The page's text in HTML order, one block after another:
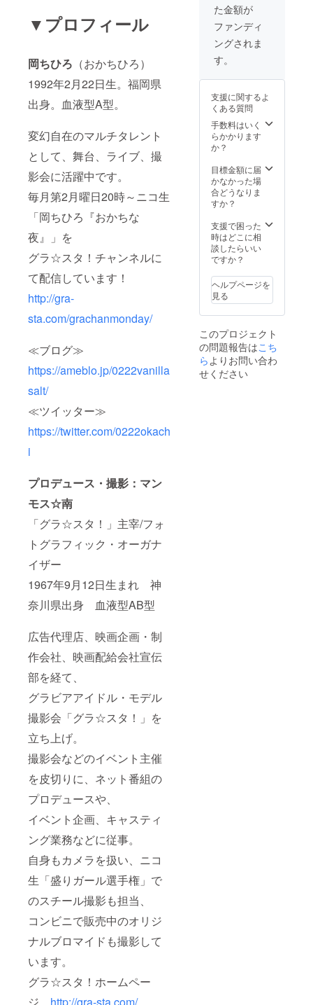
▼プロフィール
岡ちひろ （おかちひろ）
1992年2月22日生。福岡県
出身。血液型A型。
変幻自在のマルチタレント
として、舞台、ライブ、撮
影会に活躍中です。
毎月第2月曜日20時～ニコ生
「岡ちひろ『おかちな
夜』」を
グラ☆スタ！チャンネルに
て配信しています！
http://gra-
sta.com/grachanmonday/
≪ブログ≫
https://ameblo.jp/0222vanilla
salt/
≪ツイッター≫
https://twitter.com/0222okach
i
プロデュース・撮影：マン
モス☆南
「グラ☆スタ！」主宰/フォ
トグラフィック・オーガナ
イザー
1967年9月12日生まれ 神
奈川県出身 血液型AB型
広告代理店、映画企画・制
作会社、映画配給会社宣伝
部を経て、
グラビアアイドル・モデル
撮影会「グラ☆スタ！」を
立ち上げ。
撮影会などのイベント主催
を皮切りに、ネット番組の
プロデュースや、
イベント企画、キャスティ
ング業務などに従事。
自身もカメラを扱い、ニコ
生「盛りガール選手権」で
のスチール撮影も担当、
コンビニで販売中のオリジ
ナルブロマイドも撮影して
います。
グラ☆スタ！ホームペー
ジ http://gra-sta.com/
た金額が
ファンディ
ングされま
す。
支援に関するよ
くある質問
手数料はいく
らかかります
か？
目標金額に届
かなかった場
合どうなりま
すか？
支援で困った
時はどこに相
談したらいい
ですか？
ヘルプページを
見る
このプロジェクト
の問題報告はこち
ら よりお問い合わ
せください